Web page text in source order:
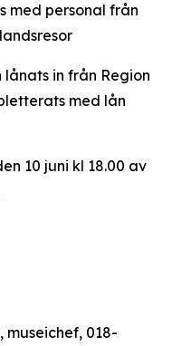
med personal från
in från Region
med lån
10 juni kl 18.00 av
018-